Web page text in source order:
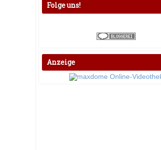
Folge uns!
Anzeige